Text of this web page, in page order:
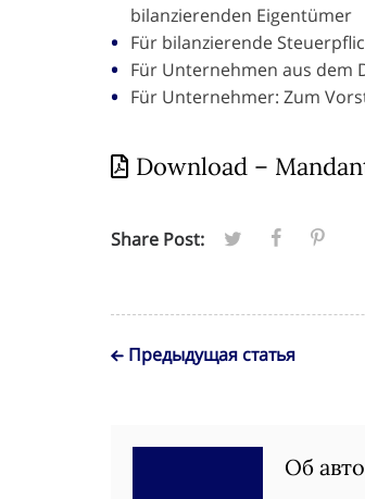
bilanzierenden Eigentümer
Für bilanzierende
Für Unternehmen aus dem
Für Unternehmer: Zum
Download –
Share Post:
Предыдущая статья
Об